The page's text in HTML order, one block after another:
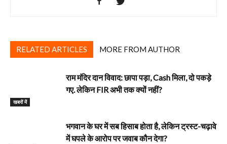
RELATED ARTICLES MORE FROM AUTHOR
खबरों में
राम मंदिर दान विवाद: छापा पड़ा, Cash मिला, दो पकड़े
गए. लेकिन FIR अभी तक क्यों नहीं?
भगवान के घर में सब हिसाब होता है, लेकिन ट्रस्ट-चढ़ावे
में घपले के आरोप पर जवाब कौन देगा?